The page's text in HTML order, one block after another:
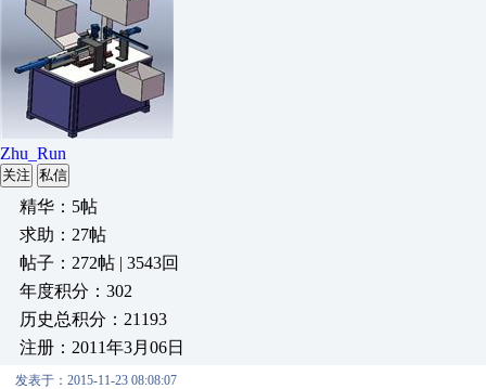
Zhu_Run
关注 私信
精华：5帖
求助：27帖
帖子：272帖 | 3543回
年度积分：302
历史总积分：21193
注册：2011年3月06日
发表于：2015-11-23 08:08:07